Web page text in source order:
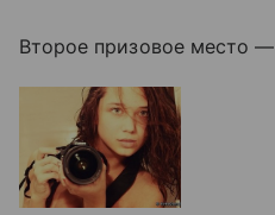
Второе призовое место —